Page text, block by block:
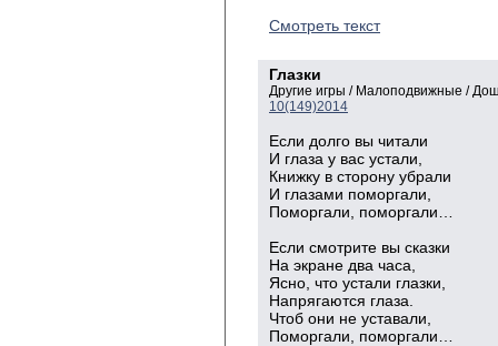
Смотреть текст
Глазки
Другие игры / Малоподвижные /
10(149)2014
Если долго вы читали
И глаза у вас устали,
Книжку в сторону убрали
И глазами поморгали,
Поморгали, поморгали…
Если смотрите вы сказки
На экране два часа,
Ясно, что устали глазки,
Напрягаются глаза.
Чтоб они не уставали,
Поморгали, поморгали…